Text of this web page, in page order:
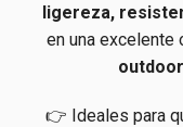
ligereza,
en una excelente
👉 Ideales para